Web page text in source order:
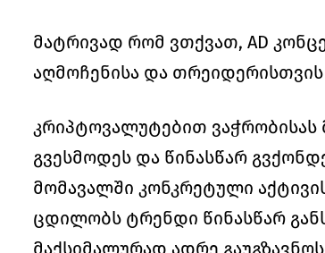
მატრივად რომ ვთქვათ, AD
აღმოჩენისა და თრეიდერისთვის
კრიპტოვალუტებით ვაჭრობისას
გვესმოდეს და წინასწარ
მომავალში კონკრეტული
ცდილობს ტრენდი წინასწარ
მაქსიმალურად ადრე